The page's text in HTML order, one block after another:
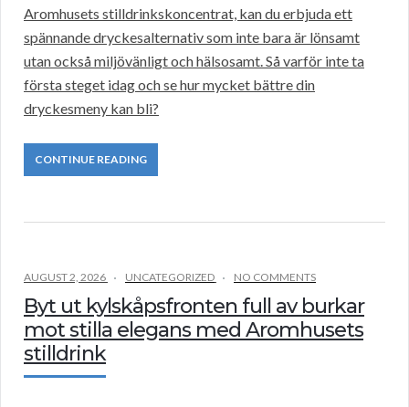
Aromhusets stilldrinkskoncentrat, kan du erbjuda ett
spännande dryckesalternativ som inte bara är lönsamt
utan också miljövänligt och hälsosamt. Så varför inte ta
första steget idag och se hur mycket bättre din
dryckesmeny kan bli?
CONTINUE READING
AUGUST 2, 2026 UNCATEGORIZED NO COMMENTS
Byt ut kylskåpsfronten full av burkar
mot stilla elegans med Aromhusets
stilldrink